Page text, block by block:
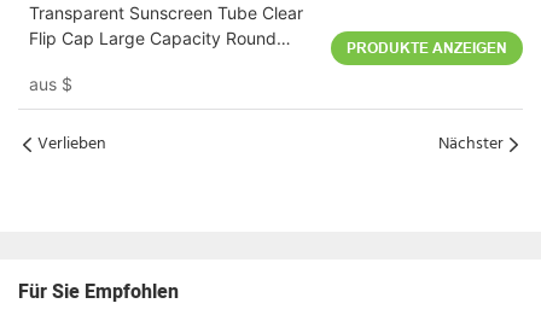
Transparent Sunscreen Tube Clear
Flip Cap Large Capacity Round
aus $
PRODUKTE ANZEIGEN
Verlieben Nächster
Für Sie Empfohlen